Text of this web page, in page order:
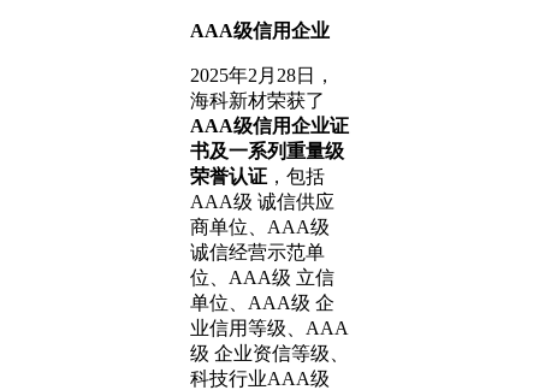
AAA级信用企业
2025年2月28日，
海科新材荣获了
AAA级信用企业证
书及一系列重量级
荣誉认证 ，包括
AAA级 诚信供应
商单位、AAA级
诚信经营示范单
位、AAA级 立信
单位、AAA级 企
业信用等级、AAA
级 企业资信等级、
科技行业AAA级